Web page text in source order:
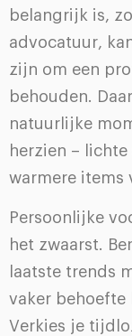
belangrijk is,
advocatuur,
zijn om een
behouden.
natuurlijke
herzien –
warmere items
Persoonlijke
het zwaarst.
laatste trends
vaker behoefte
Verkies je